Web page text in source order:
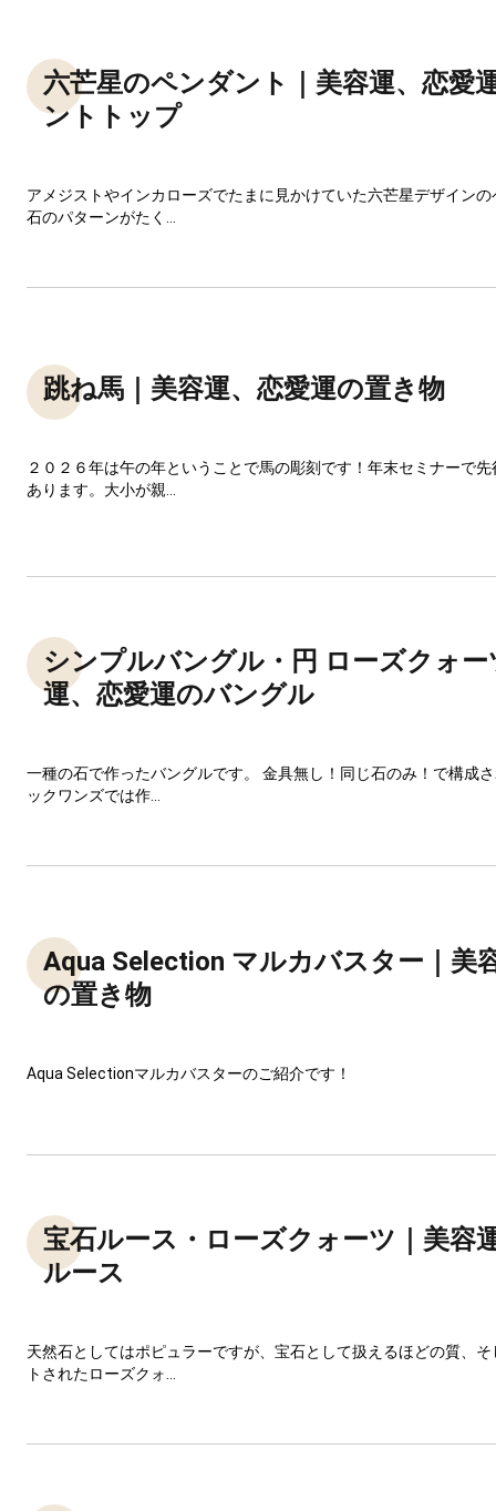
六芒星のペンダント｜美容運、恋愛
ントトップ
アメジストやインカローズでたまに見かけていた六芒星デザイン
石のパターンがたく...
跳ね馬｜美容運、恋愛運の置き物
２０２６年は午の年ということで馬の彫刻です！年末セミナーで
あります。大小が親...
シンプルバングル・円 ローズクォー
運、恋愛運のバングル
一種の石で作ったバングルです。 金具無し！同じ石のみ！で構成
ックワンズでは作...
Aqua Selection マルカバスター｜美
の置き物
Aqua Selectionマルカバスターのご紹介です！
宝石ルース・ローズクォーツ｜美容
ルース
天然石としてはポピュラーですが、宝石として扱えるほどの質、
トされたローズクォ...